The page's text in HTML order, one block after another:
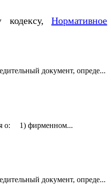
кодексу,Нормативное
документ, опреде...
о: 1) фирменном...
документ, опреде...